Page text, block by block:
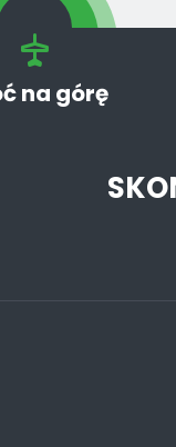
na górę